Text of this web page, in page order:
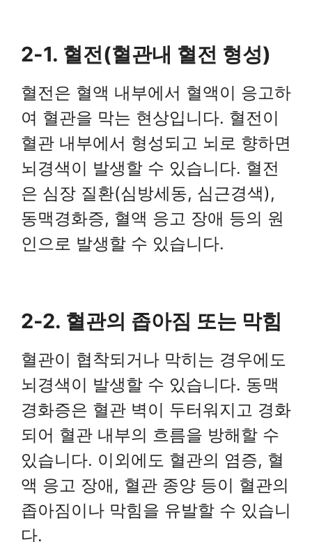
2-1. 혈전(혈관내 혈전 형성)
혈전은 혈액 내부에서 혈액이 응고하
여 혈관을 막는 현상입니다. 혈전이
혈관 내부에서 형성되고 뇌로 향하면
뇌경색이 발생할 수 있습니다. 혈전
은 심장 질환(심방세동, 심근경색),
동맥경화증, 혈액 응고 장애 등의 원
인으로 발생할 수 있습니다.
2-2. 혈관의 좁아짐 또는 막힘
혈관이 협착되거나 막히는 경우에도
뇌경색이 발생할 수 있습니다. 동맥
경화증은 혈관 벽이 두터워지고 경화
되어 혈관 내부의 흐름을 방해할 수
있습니다. 이외에도 혈관의 염증, 혈
액 응고 장애, 혈관 종양 등이 혈관의
좁아짐이나 막힘을 유발할 수 있습니
다.